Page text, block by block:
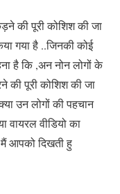
की पूरी कोशिश की जा
गया है ..जिनकी कोई
है कि ,अन नोन लोगों के
की पूरी कोशिश की जा
उन लोगों की पहचान
वायरल वीडियो का
आपको दिखती हु